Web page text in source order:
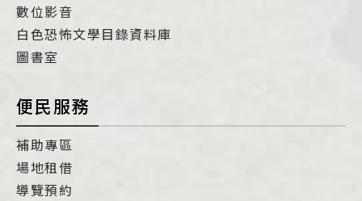
數位影音
白色恐怖文學目錄資料庫
圖書室
便民服務
補助專區
場地租借
導覽預約